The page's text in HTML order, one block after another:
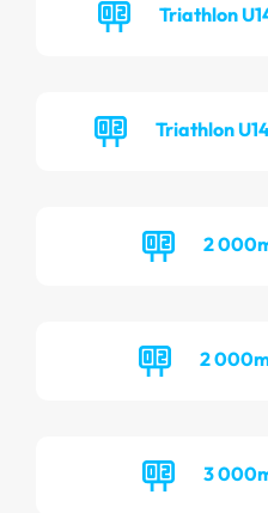
Triathlon
Triathlon
2
2
3